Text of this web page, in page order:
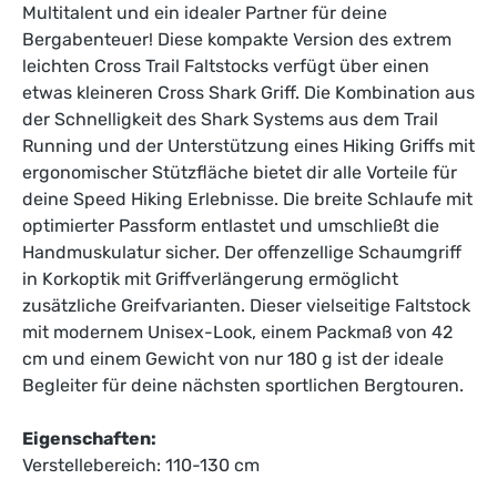
Multitalent und ein idealer Partner für deine
Bergabenteuer! Diese kompakte Version des extrem
leichten Cross Trail Faltstocks verfügt über einen
etwas kleineren Cross Shark Griff. Die Kombination aus
der Schnelligkeit des Shark Systems aus dem Trail
Running und der Unterstützung eines Hiking Griffs mit
ergonomischer Stützfläche bietet dir alle Vorteile für
deine Speed Hiking Erlebnisse. Die breite Schlaufe mit
optimierter Passform entlastet und umschließt die
Handmuskulatur sicher. Der offenzellige Schaumgriff
in Korkoptik mit Griffverlängerung ermöglicht
zusätzliche Greifvarianten. Dieser vielseitige Faltstock
mit modernem Unisex-Look, einem Packmaß von 42
cm und einem Gewicht von nur 180 g ist der ideale
Begleiter für deine nächsten sportlichen Bergtouren.
Eigenschaften:
Verstellebereich: 110-130 cm